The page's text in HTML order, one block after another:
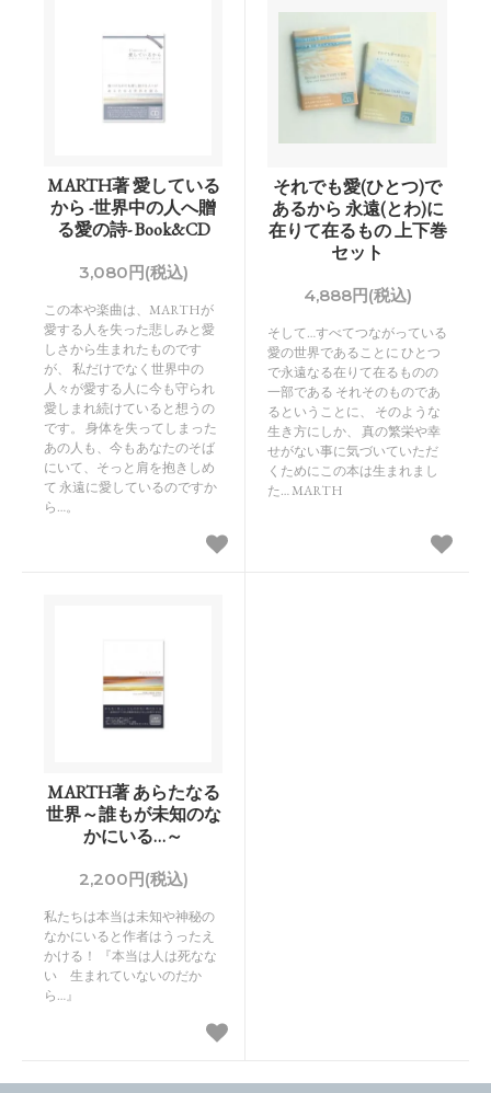
MARTH著 愛している
から -世界中の人へ贈
る愛の詩- Book&CD
3,080円(税込)
この本や楽曲は、MARTHが
愛する人を失った悲しみと愛
しさから生まれたものです
が、 私だけでなく世界中の
人々が愛する人に今も守られ
愛しまれ続けていると想うの
です。 身体を失ってしまった
あの人も、今もあなたのそば
にいて、そっと肩を抱きしめ
て 永遠に愛しているのですか
ら…。
それでも愛(ひとつ)で
あるから 永遠(とわ)に
在りて在るもの 上下巻
セット
4,888円(税込)
そして…すべてつながっている
愛の世界であることに ひとつ
で永遠なる在りて在るものの
一部である それそのものであ
るということに、 そのような
生き方にしか、 真の繁栄や幸
せがない事に気づいていただ
くためにこの本は生まれまし
た… MARTH
MARTH著 あらたなる
世界～誰もが未知のな
かにいる…～
2,200円(税込)
私たちは本当は未知や神秘の
なかにいると作者はうったえ
かける！ 『本当は人は死なな
い 生まれていないのだか
ら…』